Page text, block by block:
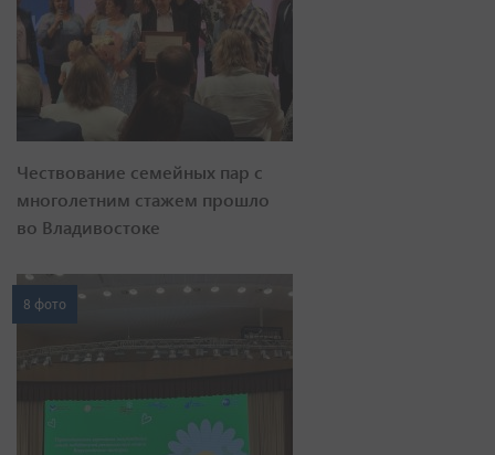
Чествование семейных пар с
многолетним стажем прошло
во Владивостоке
8 фото